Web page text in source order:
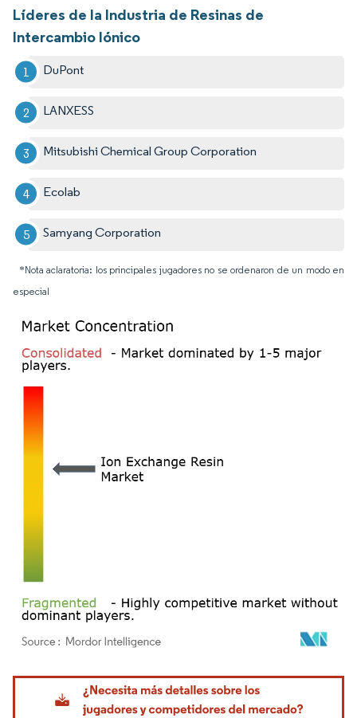
Líderes de la Industria de Resinas de
Intercambio Iónico
DuPont
LANXESS
Mitsubishi Chemical Group Corporation
Ecolab
Samyang Corporation
*Nota aclaratoria: los principales jugadores no se ordenaron de un modo en
especial
Imagen © Mordor Intelligence. El uso requiere atribución según CC BY 4.0.